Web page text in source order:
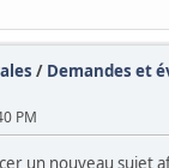
/ Demandes et
PM
un nouveau sujet